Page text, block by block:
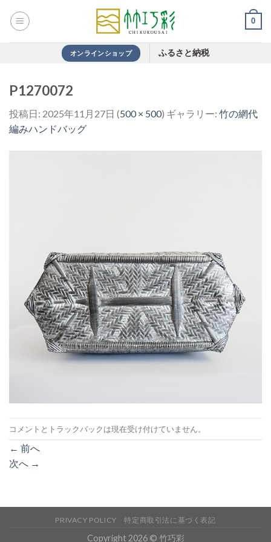
0
オンラインショップ ふるさと納税
P1270072
投稿日: 2025年11月27日 (500 × 500) ギャラリー: 竹の網代
編みハンドバッグ
コメントとトラックバックは現在受け付けていません。
← 前へ
次へ →
PRIVACY POLICY 特定商取引法に基づく表記
Copyright 2026 © 竹巧彩